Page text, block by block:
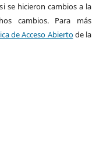
se hicieron cambios a la
cambios. Para más
de Acceso Abiertode la